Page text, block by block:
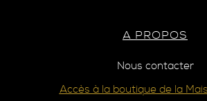
A PROPOS
Nous contacter
Accès à la boutique de la